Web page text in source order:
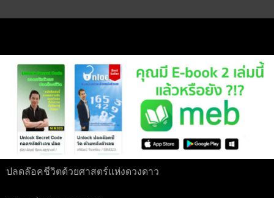
ปลดล๊อคชีวิตด้วยศาสตร์แห่งดวงดาว